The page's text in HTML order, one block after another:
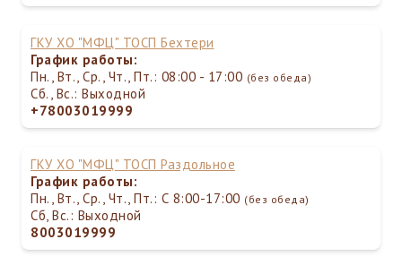
ГКУ ХО "МФЦ" ТОСП Бехтери
График работы:
Пн., Вт., Ср., Чт., Пт.: 08:00 - 17:00 (без обеда)
Сб., Вс.: Выходной
+78003019999
ГКУ ХО "МФЦ" ТОСП Раздольное
График работы:
Пн., Вт., Ср., Чт., Пт.: С 8:00-17:00 (без обеда)
Сб, Вс.: Выходной
8003019999